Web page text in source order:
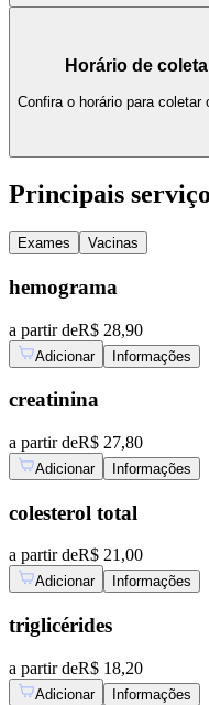
Horário de
Confira o horário para
Principais
Exames Vacinas
hemograma
a partir deR$ 28,90
Adicionar Informações
creatinina
a partir deR$ 27,80
Adicionar Informações
colesterol total
a partir deR$ 21,00
Adicionar Informações
triglicérides
a partir deR$ 18,20
Adicionar Informações